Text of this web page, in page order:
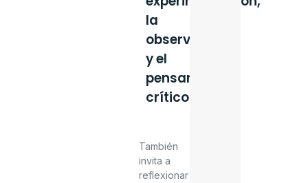
la
observación
y el
pensamiento
crítico.
También
invita a
reflexionar